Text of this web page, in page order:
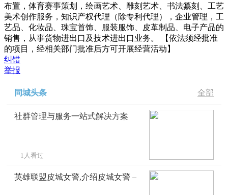
布置，体育赛事策划，绘画艺术、雕刻艺术、书法纂刻、工艺
美术创作服务，知识产权代理（除专利代理），企业管理，工
艺品、化妆品、珠宝首饰、服装服饰、皮革制品、电子产品的
销售，从事货物进出口及技术进出口业务。 【依法须经批准
的项目，经相关部门批准后方可开展经营活动】
纠错
举报
同城头条 全部
社群管理与服务一站式解决方案
1人看过
英雄联盟皮城女警,介绍皮城女警 –